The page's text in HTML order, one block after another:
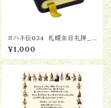
ヨハネ伝034 札幌主日礼拝_
ヨハネ伝12：12〜19「群集心理の
危うさ」2026.05.10
¥1,000